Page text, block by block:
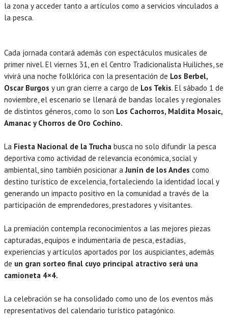
la zona y acceder tanto a artículos como a servicios vinculados a
la pesca.
Cada jornada contará además con espectáculos musicales de
primer nivel. El viernes 31, en el Centro Tradicionalista Huiliches, se
vivirá una noche folklórica con la presentación de Los Berbel,
Oscar Burgos y un gran cierre a cargo de Los Tekis. El sábado 1 de
noviembre, el escenario se llenará de bandas locales y regionales
de distintos géneros, como lo son Los Cachorros, Maldita Mosaic,
Amanac y Chorros de Oro Cochino.
La Fiesta Nacional de la Trucha busca no solo difundir la pesca
deportiva como actividad de relevancia económica, social y
ambiental, sino también posicionar a Junín de los Andes como
destino turístico de excelencia, fortaleciendo la identidad local y
generando un impacto positivo en la comunidad a través de la
participación de emprendedores, prestadores y visitantes.
La premiación contempla reconocimientos a las mejores piezas
capturadas, equipos e indumentaria de pesca, estadías,
experiencias y artículos aportados por los auspiciantes, además
de un gran sorteo final cuyo principal atractivo será una
camioneta 4×4.
La celebración se ha consolidado como uno de los eventos más
representativos del calendario turístico patagónico.